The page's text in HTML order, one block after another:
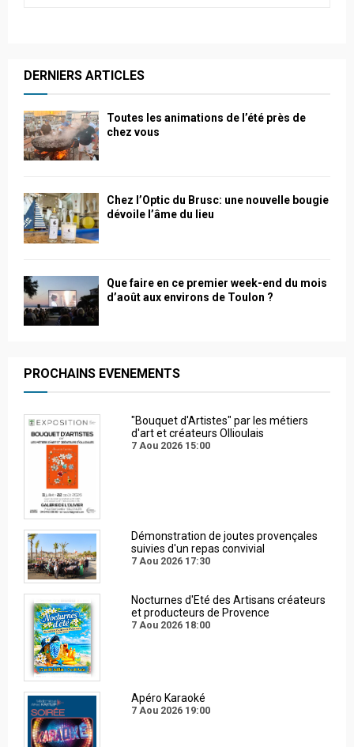
DERNIERS ARTICLES
Toutes les animations de l’été près de
chez vous
Chez l’Optic du Brusc: une nouvelle bougie
dévoile l’âme du lieu
Que faire en ce premier week-end du mois
d’août aux environs de Toulon ?
PROCHAINS EVENEMENTS
"Bouquet d'Artistes" par les métiers
d'art et créateurs Ollioulais
7 Aou 2026 15:00
Démonstration de joutes provençales
suivies d'un repas convivial
7 Aou 2026 17:30
Nocturnes d'Eté des Artisans créateurs
et producteurs de Provence
7 Aou 2026 18:00
Apéro Karaoké
7 Aou 2026 19:00